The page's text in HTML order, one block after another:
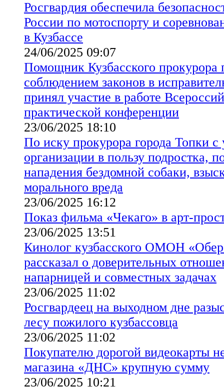
Росгвардия обеспечила
России по мотоспорту и
в Кузбассе
24/06/2025 09:07
Помощник Кузбасского прокурора
соблюдением законов в
принял участие в работе
практической конференции
23/06/2025 18:10
По иску прокурора города Топки
организации в пользу подростка,
нападения бездомной собаки,
морального вреда
23/06/2025 16:12
Показ фильма «Чекаго» в арт-
23/06/2025 13:51
Кинолог кузбасского ОМОН
рассказал о доверительных
напарницей и совместных задачах
23/06/2025 11:02
Росгвардеец на выходном дне
лесу пожилого кузбассовца
23/06/2025 11:02
Покупателю дорогой видеокарты
магазина «ДНС» крупную сумму
23/06/2025 10:21